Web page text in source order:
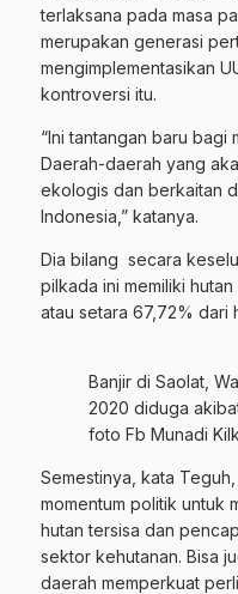
terlaksana pada masa
merupakan generasi
mengimplementasikan
kontroversi itu.
“Ini tantangan baru bagi
Daerah-daerah yang
ekologis dan berkaitan
Indonesia,” katanya.
Dia bilang secara
pilkada ini memiliki
atau setara 67,72% dari
Banjir di Saolat,
2020 diduga
foto Fb Munadi
Semestinya, kata
momentum politik untuk
hutan tersisa dan
sektor kehutanan. Bisa
daerah memperkuat